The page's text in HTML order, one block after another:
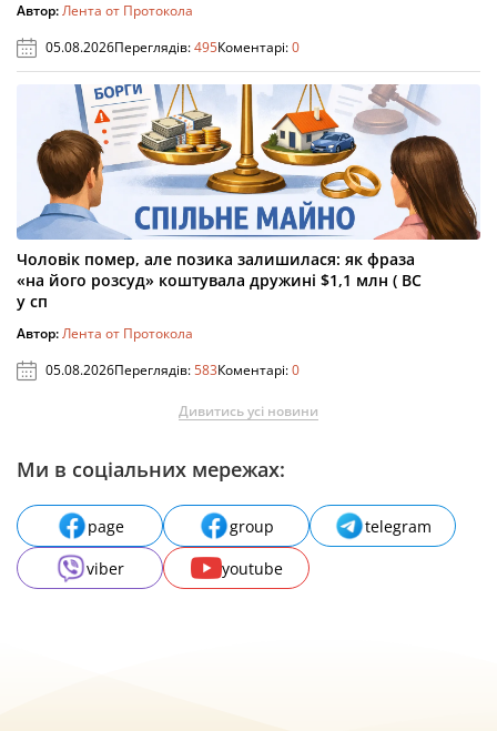
Автор:Лента от Протокола
05.08.2026Переглядів:495Коментарі:0
Чоловік помер, але позика залишилася: як фраза
«на його розсуд» коштувала дружині $1,1 млн ( ВС
у сп
Автор:Лента от Протокола
05.08.2026Переглядів:583Коментарі:0
Дивитись усі новини
Ми в соціальних мережах:
page group
telegram
viber
youtube